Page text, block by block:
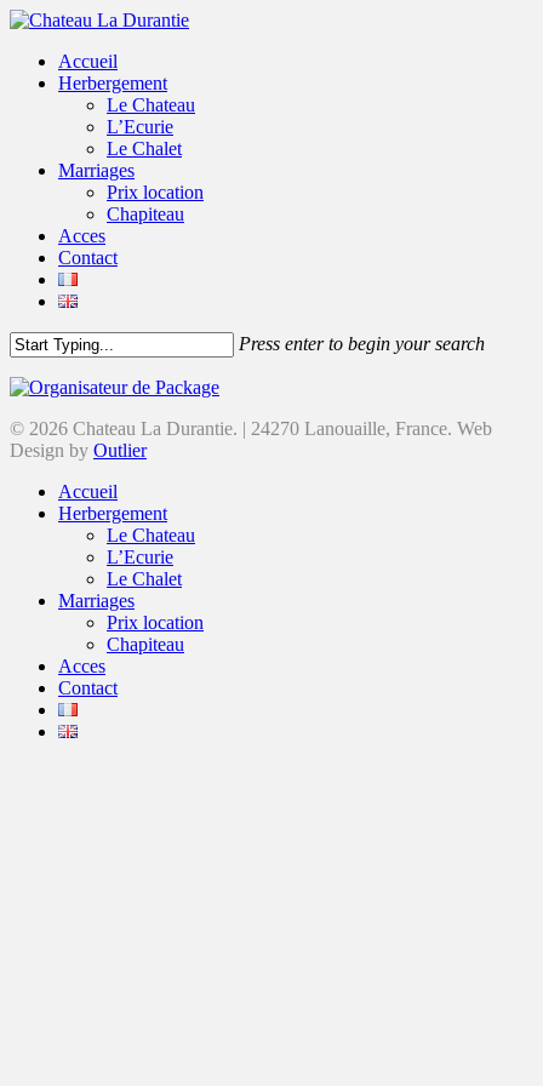
Accueil
Herbergement
Le Chateau
L’Ecurie
Le Chalet
Marriages
Prix location
Chapiteau
Acces
Contact
Press enter to begin your search
© 2026 Chateau La Durantie. | 24270 Lanouaille, France. Web
Design by Outlier
Accueil
Herbergement
Le Chateau
L’Ecurie
Le Chalet
Marriages
Prix location
Chapiteau
Acces
Contact